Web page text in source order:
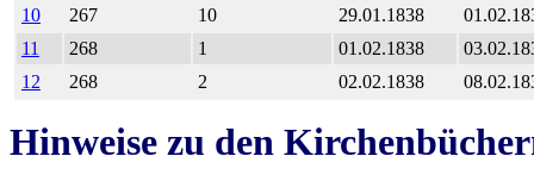
10
267 10 29.01.1838
11
268 1 01.02.1838
12
268 2 02.02.1838
Hinweise zu den